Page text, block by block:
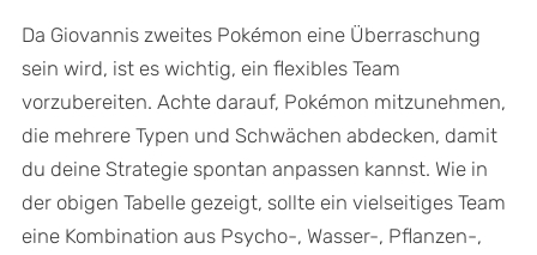
Da Giovannis zweites Pokémon eine Überraschung
sein wird, ist es wichtig, ein flexibles Team
vorzubereiten. Achte darauf, Pokémon mitzunehmen,
die mehrere Typen und Schwächen abdecken, damit
du deine Strategie spontan anpassen kannst. Wie in
der obigen Tabelle gezeigt, sollte ein vielseitiges Team
eine Kombination aus Psycho-, Wasser-, Pflanzen-,